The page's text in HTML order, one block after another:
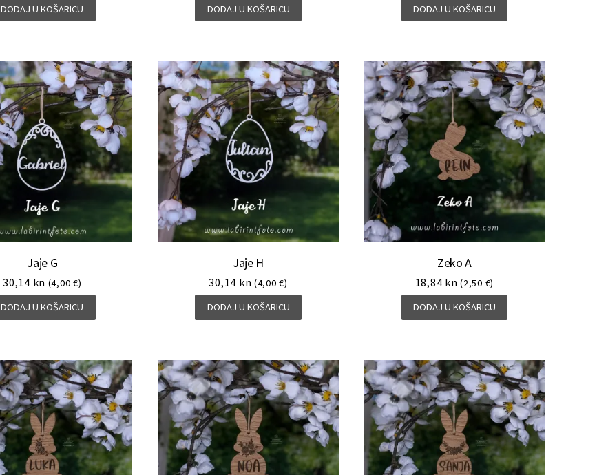
DODAJ U KOŠARICU
DODAJ U KOŠARICU
DODAJ U KOŠARICU
Jaje G
30,14 kn (4,00 €)
DODAJ U KOŠARICU
Jaje H
30,14 kn (4,00 €)
DODAJ U KOŠARICU
Zeko A
18,84 kn (2,50 €)
DODAJ U KOŠARICU